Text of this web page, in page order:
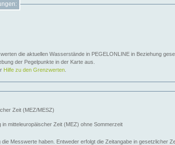
die aktuellen Wasserstände in PEGELONLINE in Beziehung
der Pegelpunkte in der Karte aus.
Hilfe zu den Grenzwerten
Zeit (MEZ/MESZ)
mitteleuropäischer Zeit (MEZ) ohne Sommerzeit
Messwerte haben. Entweder erfolgt die Zeitangabe in gesetzlicher